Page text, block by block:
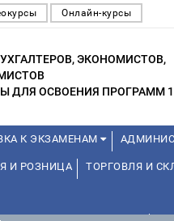
Онлайн-курсы
ЭКОНОМИСТОВ,
ДЛЯ ОСВОЕНИЯ ПРОГРАММ
К ЭКЗАМЕНАМ
И РОЗНИЦА ТОРГОВЛЯ И